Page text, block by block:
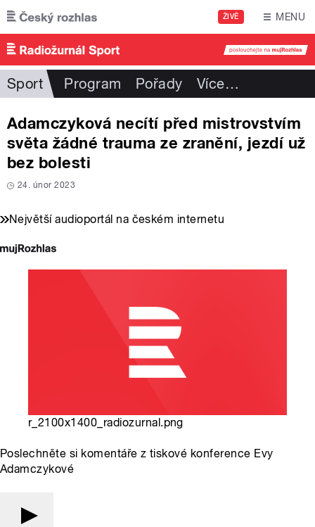
Přejít k hlavnímu obsahu
ŽIVĚ MENU
Sport Program Pořady Více…
Adamczyková necítí před mistrovstvím
světa žádné trauma ze zranění, jezdí už
bez bolesti
24. únor 2023
Největší audioportál na českém internetu
r_2100x1400_radiozurnal.png
Poslechněte si komentáře z tiskové konference Evy
Adamczykové